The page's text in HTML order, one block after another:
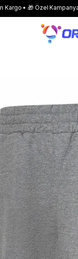
Kargo • 🎁 Özel